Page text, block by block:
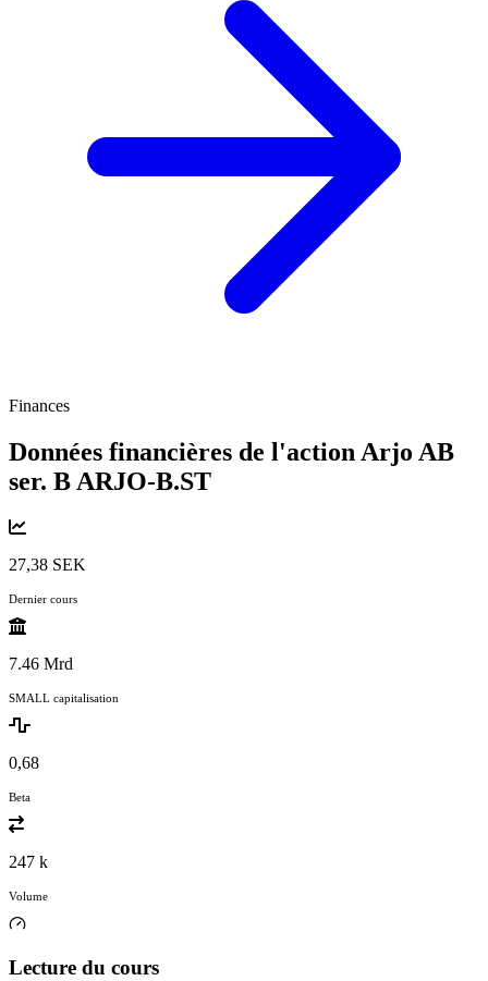
Finances
Données financières de l'action Arjo AB
ser. B ARJO-B.ST
27,38 SEK
Dernier cours
7.46 Mrd
SMALL capitalisation
0,68
Beta
247 k
Volume
Lecture du cours